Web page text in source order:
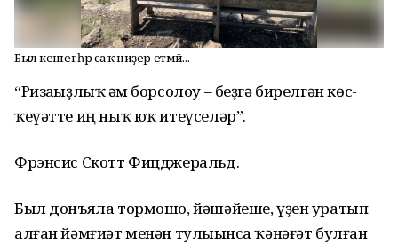
Был кешегә һәр саҡ ниҙер етмәй...
“Ризаһыҙлыҡ һәм борсолоу – беҙгә бирелгән көс-
ҡеүәтте иң ныҡ юҡ итеүселәр”.
Фрэнсис Скотт Фицджеральд.
Был донъяла тормошо, йәшәйеше, үҙен уратып
алған йәмғиәт менән тулыһынса ҡәнәғәт булған